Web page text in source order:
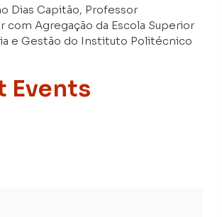
Dias Capitão, Professor
com Agregação da Escola Superior
e Gestão do Instituto Politécnico
Events